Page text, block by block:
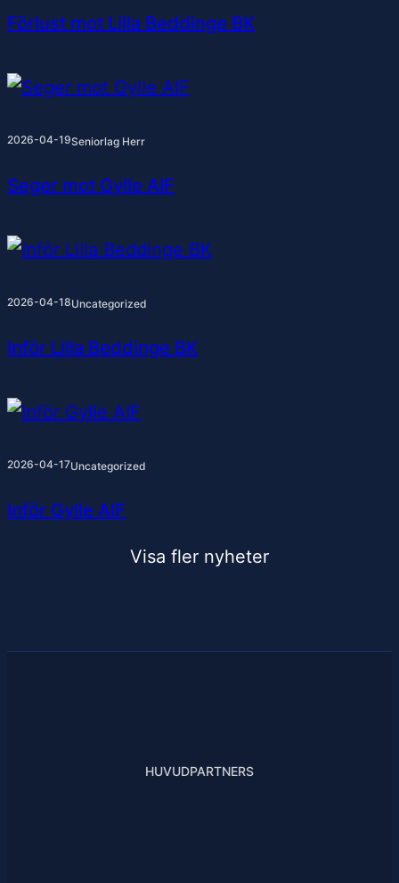
Förlust mot Lilla Beddinge BK
2026-04-19Seniorlag Herr
Seger mot Gylle AIF
2026-04-18Uncategorized
Inför Lilla Beddinge BK
2026-04-17Uncategorized
Inför Gylle AIF
Visa fler nyheter
HUVUDPARTNERS